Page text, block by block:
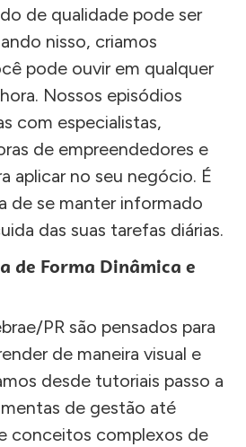
de qualidade pode ser
nisso, criamos
pode ouvir em qualquer
Nossos episódios
com especialistas,
de empreendedores e
aplicar no seu negócio. É
de se manter informado
das suas tarefas diárias.
de Forma Dinâmica e
PR são pensados para
de maneira visual e
desde tutoriais passo a
de gestão até
conceitos complexos de